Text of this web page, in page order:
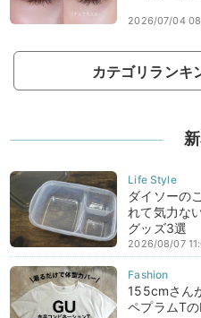
2026/07/04
カテゴリランキ
ダイソーの
れて気力な
グッズ3選
2026/08/07
155cmさん
ペプラムT